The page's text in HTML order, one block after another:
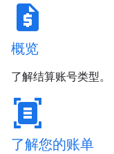
request_quote
概览
了解结算账号类型。
document_scanner
了解您的账单